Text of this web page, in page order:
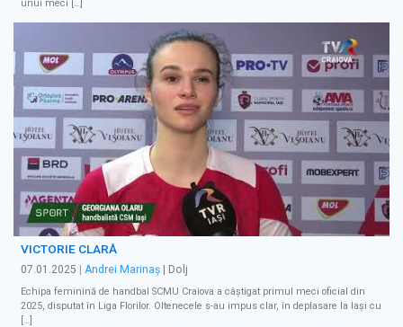
unui meci […]
VICTORIE CLARĂ
07.01.2025 | Andrei Marinaș | Dolj
Echipa feminină de handbal SCMU Craiova a câștigat primul meci oficial din
2025, disputat în Liga Florilor. Oltenecele s-au impus clar, în deplasare la Iași cu
[…]